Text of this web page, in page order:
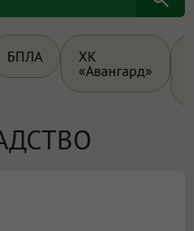
БПЛА
ХК
«Авангард»